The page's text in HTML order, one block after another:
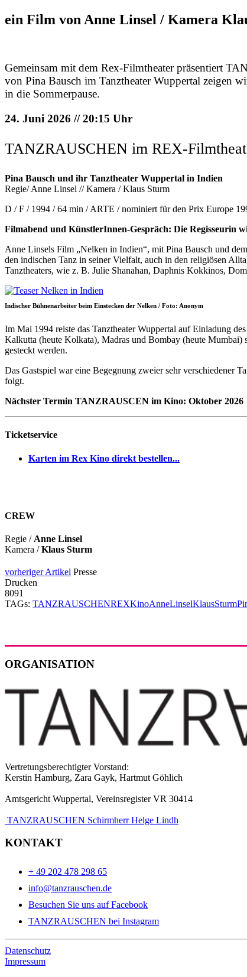
ein Film von Anne Linsel / Kamera
Gemeinsam mit dem Rex-Filmtheater präsentiert
von Pina Bausch im Tanztheater Wuppertal zeigen
in die Sommerpause.
24. Juni 2026 // 20:15 Uhr
TANZRAUSCHEN im REX-
Pina Bausch und ihr Tanztheater Wuppertal in Indien
Regie/ Anne Linsel // Kamera / Klaus Sturm
D / F / 1994 / 64 min / ARTE / nominiert für den Prix Europe
Filmabend und KünstlerInnen-Gespräch: Die Regisseurin
Anne Linsels Film „Nelken in Indien“, mit Pina Bausch und
den indischen Tanz in seiner Vielfalt, auch in den religiösen
Tanztheaters, wie z. B. Julie Shanahan, Daphnis Kokkinos,
Indischer Bühnenarbeiter beim Einstecken der Nelken / Foto: Anonym
Im Mai 1994 reiste das Tanztheater Wuppertal auf Einladung
Kalkutta (heute Kolkata), Madras und Bombay (heute Mumbai)
gesteckt werden.
Das Gastspiel war eine Begegnung zweier sehr verschiedener
folgt.
Nächster Termin TANZRAUSCEN im Kino: Oktober 2026
Ticketservice
Karten im Rex Kino direkt bestellen...
CREW
Regie / Anne Linsel
Kamera /Klaus Sturm
vorheriger Artikel Presse
Drucken
8091
TAGs: TANZRAUSCHENREXKinoAnneLinselKlausSturm
ORGANISATION
Vertretungsberechtigter Vorstand:
Kerstin Hamburg, Zara Gayk, Hartmut Göhlich
Amtsgericht Wuppertal, Vereinsregister VR 30414
TANZRAUSCHEN Schirmherr Helge Lindh
KONTAKT
+ 49 202 478 298 65
info@tanzrauschen.de
Besuchen Sie uns auf Facebook
TANZRAUSCHEN bei Instagram
Datenschutz
Impressum